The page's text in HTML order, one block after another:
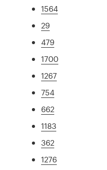
1564
29
479
1700
1267
754
662
1183
362
1276